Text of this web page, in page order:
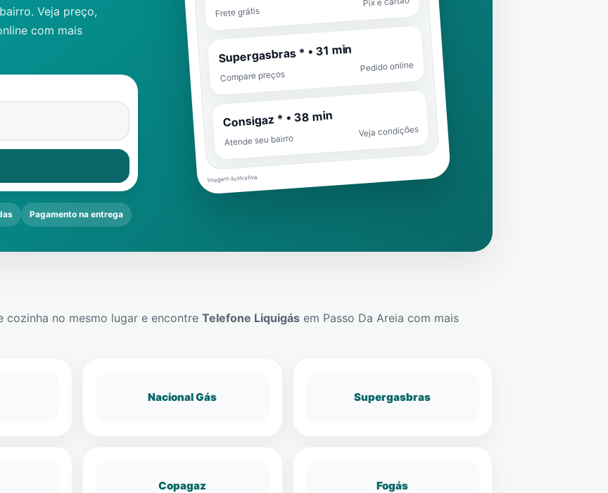
Veja preço,
com mais
Pagamento na entrega
Frete grátis
Supergasbras * • 31 min
Compare preços
Pedido online
Consigaz * • 38 min
Atende seu bairro
Veja condições
Imagem ilustrativa
no mesmo lugar e encontre Telefone Liquigás em Passo Da Areia com mais
Nacional Gás Supergasbras
Copagaz Fogás